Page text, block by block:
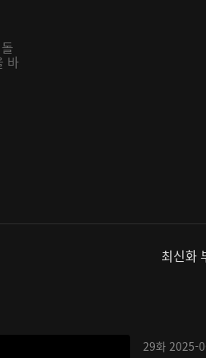
바
최신화
29화 2025-